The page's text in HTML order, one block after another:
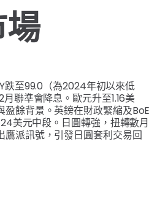
跌至99.0（為2024年初以來低
聯準會降息。歐元升至1.16美
盈餘背景。英鎊在財政緊縮及BoE
美元中段。日圓轉強，扭轉數月
鷹派訊號，引發日圓套利交易回